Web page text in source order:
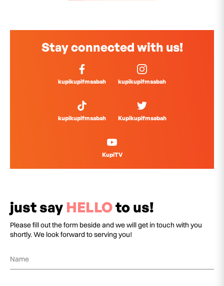
Stay connected with us!
kupikupifmsabah kupikupifmsabah
kupikupifmsabah Kupikupifmsabah
KupiTV
just say HELLOto us!
Please fill out the form beside and we will get in touch with you
shortly. We look forward to serving you!